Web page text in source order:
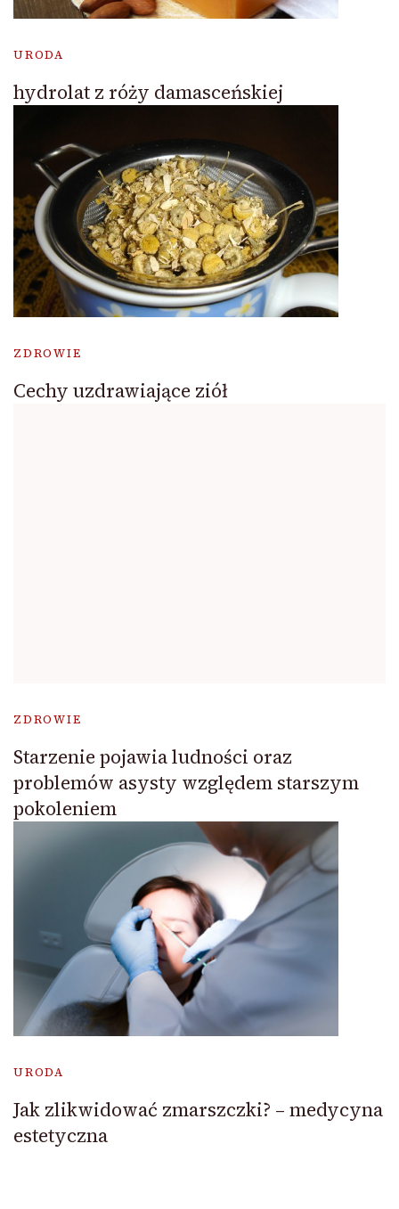
URODA
hydrolat z róży damasceńskiej
ZDROWIE
Cechy uzdrawiające ziół
ZDROWIE
Starzenie pojawia ludności oraz
problemów asysty względem starszym
pokoleniem
URODA
Jak zlikwidować zmarszczki? – medycyna
estetyczna